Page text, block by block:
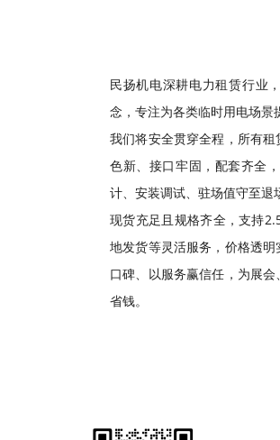
民扬机电深耕电力租赁行业
念，专注为各类临时用电场景
我们将安全贯穿全程，所有
色新、接口牢固，配套齐全
计、安装调试、驻场值守至退
现货充足且规格齐全，支持
地发货等灵活服务，价格透
口碑、以服务赢信任，为展
省钱。